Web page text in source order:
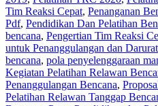
Tim Reaksi Cepat, Penanganan
Pdf, Pendidikan Dan Pelatihan
bencana, Pengertian Tim Reaksi
untuk Penanggulangan dan
bencana, pola penyelenggaraan
Kegiatan Pelatihan Relawan
Penanggulangan Bencana,
Pelatihan Relawan Tanggap